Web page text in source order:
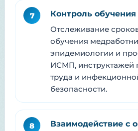
7
Контроль
Отслеживание
обучения
эпидемиологии и
ИСМП, инструктажей
труда и
безопасности.
8
Взаимодействие с